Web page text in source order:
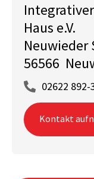
Haus e.V.
Neuwieder
56566
02622 892-
Kontakt